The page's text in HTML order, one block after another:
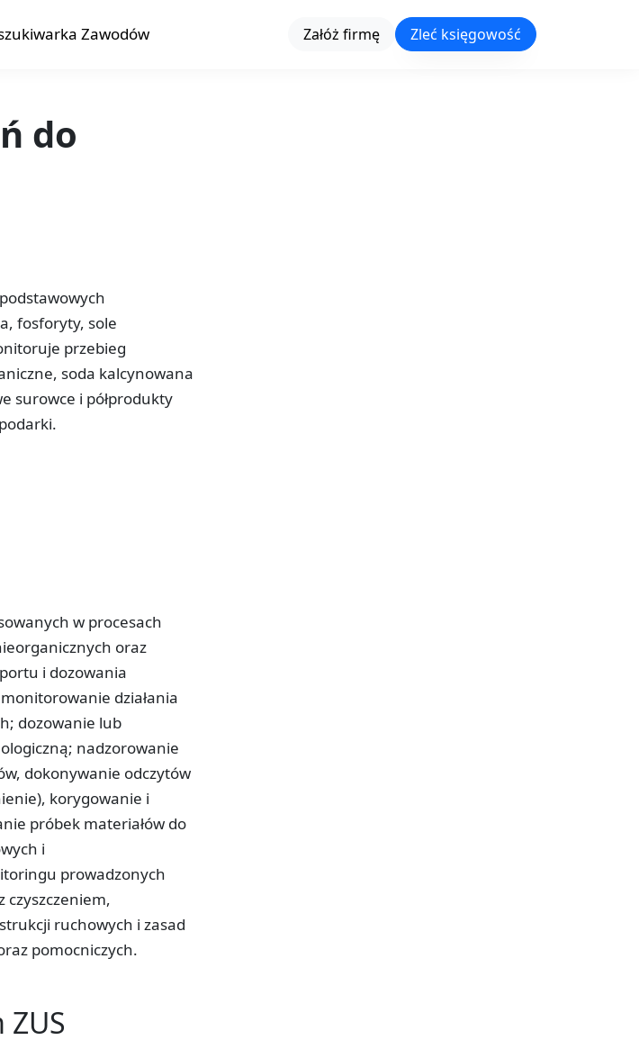
Zawodów Załóż firmę Zleć księgowość
do
fosforyty, sole
przebieg
soda kalcynowana
surowce i półprodukty
w procesach
oraz
i dozowania
działania
dozowanie lub
nadzorowanie
dokonywanie odczytów
korygowanie i
próbek materiałów do
i
prowadzonych
czyszczeniem,
ruchowych i zasad
pomocniczych.